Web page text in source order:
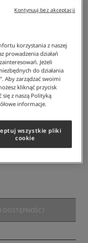
Powercourt 1121
korzystania z naszej
prowadzenia działań
Jeżeli
do działania
Aby zarządzać swoimi
kliknąć przycisk
się z naszą Polityką
informacje.
wszystkie pliki
cookie
Kontynuuj bez akceptacji